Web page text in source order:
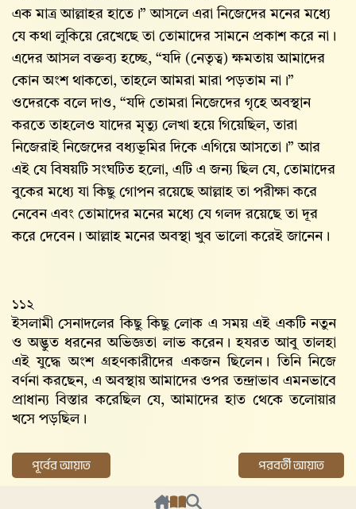
এক মাত্র আল্লাহর হাতে।” আসলে এরা নিজেদের মনের মধ্যে
যে কথা লুকিয়ে রেখেছে তা তোমাদের সামনে প্রকাশ করে না।
এদের আসল বক্তব্য হচ্ছে, “যদি (নেতৃত্ব) ক্ষমতায় আমাদের
কোন অংশ থাকতো, তাহলে আমরা মারা পড়তাম না।”
ওদেরকে বলে দাও, “যদি তোমরা নিজেদের গৃহে অবস্থান
করতে তাহলেও যাদের মৃত্যু লেখা হয়ে গিয়েছিল, তারা
নিজেরাই নিজেদের বধ্যভূমির দিকে এগিয়ে আসতো।” আর
এই যে বিষয়টি সংঘটিত হলো, এটি এ জন্য ছিল যে, তোমাদের
বুকের মধ্যে যা কিছু গোপন রয়েছে আল্লাহ‌ তা পরীক্ষা করে
নেবেন এবং তোমাদের মনের মধ্যে যে গলদ রয়েছে তা দূর
করে দেবেন। আল্লাহ‌ মনের অবস্থা খুব ভালো করেই জানেন।
১১২
ইসলামী সেনাদলের কিছু কিছু লোক এ সময় এই একটি নতুন
ও অদ্ভুত ধরনের অভিজ্ঞতা লাভ করেন। হযরত আবু তালহা
এই যুদ্ধে অংশ গ্রহণকারীদের একজন ছিলেন। তিনি নিজে
বর্ণনা করছেন, এ অবস্থায় আমাদের ওপর তন্দ্রাভাব এমনভাবে
প্রাধান্য বিস্তার করেছিল যে, আমাদের হাত থেকে তলোয়ার
খসে পড়ছিল।
পূর্বের আয়াত পরবর্তী আয়াত